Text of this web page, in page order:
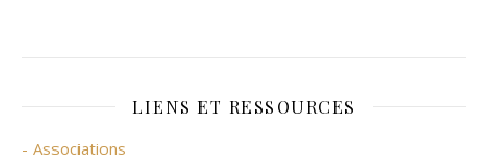
LIENS ET RESSOURCES
- Associations